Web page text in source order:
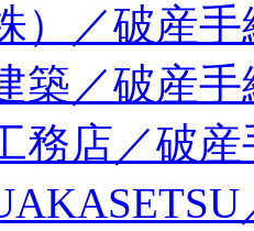
）／破産
築／破産
務店／破